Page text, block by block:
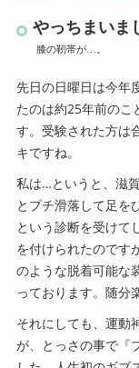
やっちまいま
膝の靭帯が…。
先日の日曜日は今年
たのは約25年前のこ
す。受験された方は
キですね。
私は…というと、滋
とプチ滑落して足を
という診断を受けて
を付けられたのです
のような脱着可能な
っております。随分
それにしても、運動
が、とっさの事で『